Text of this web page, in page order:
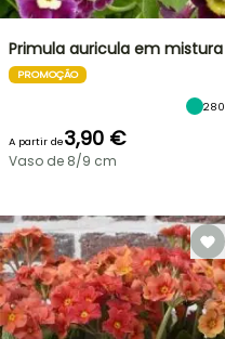
Primula auricula em mistura
PROMOÇÃO
280
A partir de3,90 €
Vaso de 8/9 cm